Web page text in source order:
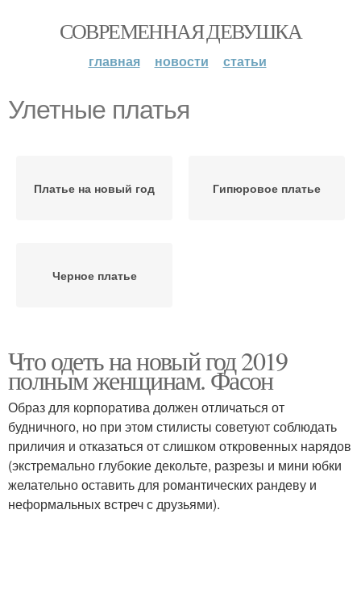
СОВРЕМЕННАЯ ДЕВУШКА
главная новости статьи
Улетные платья
Платье на новый год Гипюровое платье
Черное платье
Что одеть на новый год 2019
полным женщинам. Фасон
Образ для корпоратива должен отличаться от
будничного, но при этом стилисты советуют соблюдать
приличия и отказаться от слишком откровенных нарядов
(экстремально глубокие декольте, разрезы и мини юбки
желательно оставить для романтических рандеву и
неформальных встреч с друзьями).